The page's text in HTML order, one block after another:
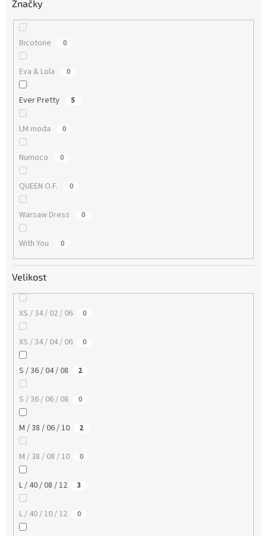
Značky
Bicotone 0
Eva & Lola 0
Ever Pretty 5
LM moda 0
Numoco 0
QUEEN O.F. 0
Warsaw Dress 0
With You 0
Velikost
XS / 34 / 02 / 06 0
XS / 34 / 04 / 06 0
S / 36 / 04 / 08 2
S / 36 / 06 / 08 0
M / 38 / 06 / 10 2
M / 38 / 08 / 10 0
L / 40 / 08 / 12 3
L / 40 / 10 / 12 0